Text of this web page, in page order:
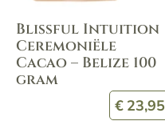
Blissful Intuition
Ceremoniële
Cacao – Belize 100
gram
€ 23,95